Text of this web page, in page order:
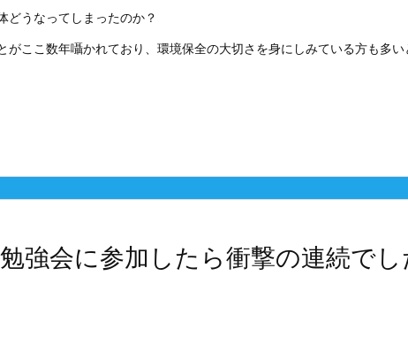
どうなってしまったのか？
がここ数年囁かれており、環境保全の大切さを身にしみている方も多
強会に参加したら衝撃の連続でし